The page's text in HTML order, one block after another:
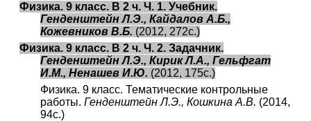
Физика. 9 класс. В 2 ч. Ч. 1. Учебник.
Генденштейн Л.Э., Кайдалов А.Б.,
Кожевников В.Б. (2012, 272с.)
Физика. 9 класс. В 2 ч. Ч. 2. Задачник.
Генденштейн Л.Э., Кирик Л.А., Гельфгат
И.М., Ненашев И.Ю. (2012, 175с.)
Физика. 9 класс. Тематические контрольные
работы. Генденштейн Л.Э., Кошкина А.В. (2014,
94с.)